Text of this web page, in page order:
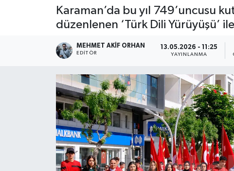
Karaman’da bu yıl 749’uncusu
düzenlenen ‘Türk Dili Yürüyüşü’
MEHMET AKIF ORHAN
EDITÖR
13.05.2026 - 11:25
YAYINLANMA
Vefat Edenler